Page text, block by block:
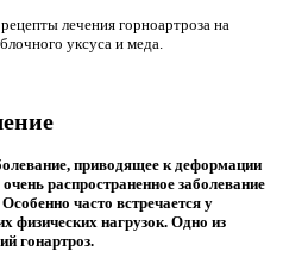
лечения горноартроза на
уксуса и меда.
приводящее к деформации
распространенное заболевание
часто встречается у
физических нагрузок. Одно из
гонартроз.